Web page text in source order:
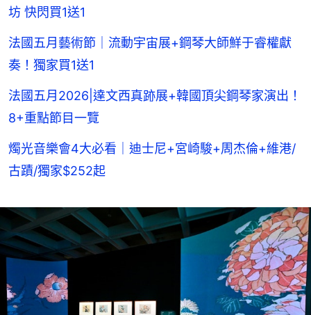
坊 快閃買1送1
法國五月藝術節｜流動宇宙展+鋼琴大師鮮于睿權獻
奏！獨家買1送1
法國五月2026|達文西真跡展+韓國頂尖鋼琴家演出！
8+重點節目一覽
燭光音樂會4大必看｜迪士尼+宮崎駿+周杰倫+維港/
古蹟/獨家$252起